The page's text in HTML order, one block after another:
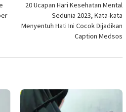
20 Ucapan Hari Kesehatan Mental
Sedunia 2023, Kata-kata
Menyentuh Hati Ini Cocok Dijadikan
Caption Medsos